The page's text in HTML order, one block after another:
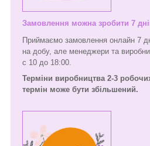
Замовлення можна зробити 7
Приймаємо замовлення онлайн 7
на добу, але менеджери та
с 10 до 18:00.
Терміни виробництва 2-3
термін може бути збільшений.